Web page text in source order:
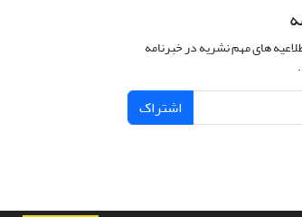
های مهم نشریه در خبرنامه
اشتراک